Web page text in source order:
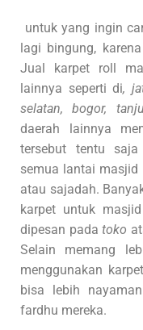
untuk yang ingin
lagi bingung,
Jual karpet roll
lainnya seperti di,
selatan, bogor,
daerah lainnya
tersebut tentu
semua lantai masjid
atau sajadah.
karpet untuk
dipesan padatoko
Selain memang
menggunakan
bisa lebih
fardhu mereka.